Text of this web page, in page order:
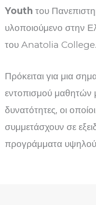
Youth του
υλοποιούμενο στην
του Anatolia College.
Πρόκειται για μια
εντοπισμού μαθητών
δυνατότητες, οι
συμμετάσχουν σε
προγράμματα υψηλού